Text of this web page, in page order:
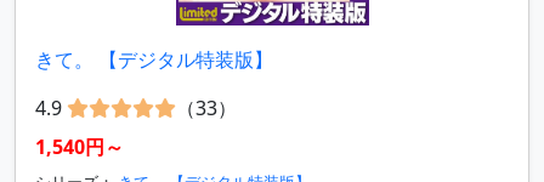
きて。 【デジタル特装版】
4.9
（33）
1,540円～